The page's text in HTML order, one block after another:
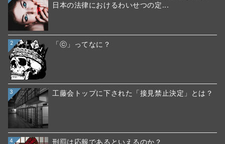
日本の法律におけるわいせつの定...
2 「ⓒ」ってなに？
3 工藤会トップに下された「接見禁止決定」とは？
4 刑罰は応報であるといえるのか？